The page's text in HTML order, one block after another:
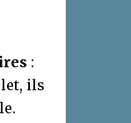
:
ils